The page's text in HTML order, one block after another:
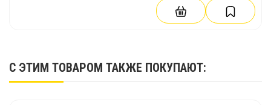
С ЭТИМ ТОВАРОМ ТАКЖЕ ПОКУПАЮТ: